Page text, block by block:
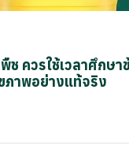
ควรใช้เวลาศึกษ
ภาพอย่างแท้จริง